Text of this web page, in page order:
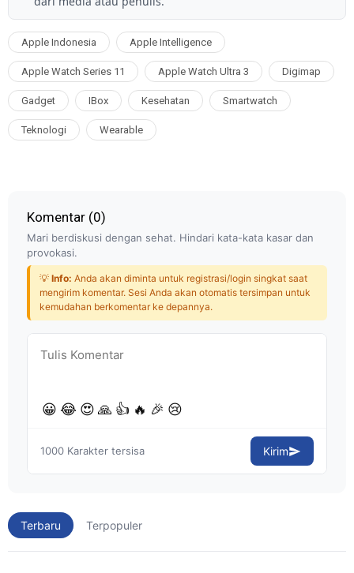
Apple Indonesia Apple Intelligence
Apple Watch Series 11 Apple Watch Ultra 3 Digimap
Gadget IBox Kesehatan Smartwatch
Teknologi Wearable
Komentar (0)
Mari berdiskusi dengan sehat. Hindari kata-kata kasar dan
provokasi.
💡 Info: Anda akan diminta untuk registrasi/login singkat saat
mengirim komentar. Sesi Anda akan otomatis tersimpan untuk
kemudahan berkomentar ke depannya.
😀 😂 😍 🙏 👍 🔥 🎉 😢
1000 Karakter tersisa Kirim
Terbaru Terpopuler